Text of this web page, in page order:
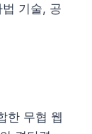
기술, 공
한 무협 웹